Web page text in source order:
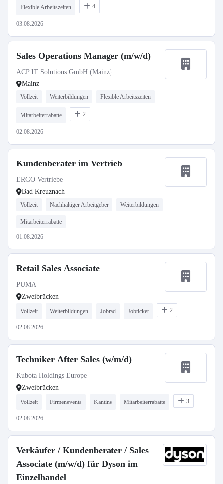
Flexible Arbeitszeiten 4
03.08.2026
Sales Operations Manager (m/w/d)
ACP IT Solutions GmbH (Mainz)
Mainz
Vollzeit Weiterbildungen Flexible Arbeitszeiten
Mitarbeiterrabatte 2
02.08.2026
Kundenberater im Vertrieb
ERGO Vertriebe
Bad Kreuznach
Vollzeit Nachhaltiger Arbeitgeber Weiterbildungen
Mitarbeiterrabatte
01.08.2026
Retail Sales Associate
PUMA
Zweibrücken
Vollzeit Weiterbildungen Jobrad Jobticket 2
02.08.2026
Techniker After Sales (w/m/d)
Kubota Holdings Europe
Zweibrücken
Vollzeit Firmenevents Kantine Mitarbeiterrabatte 3
02.08.2026
Verkäufer / Kundenberater / Sales
Associate (m/w/d) für Dyson im
Einzelhandel